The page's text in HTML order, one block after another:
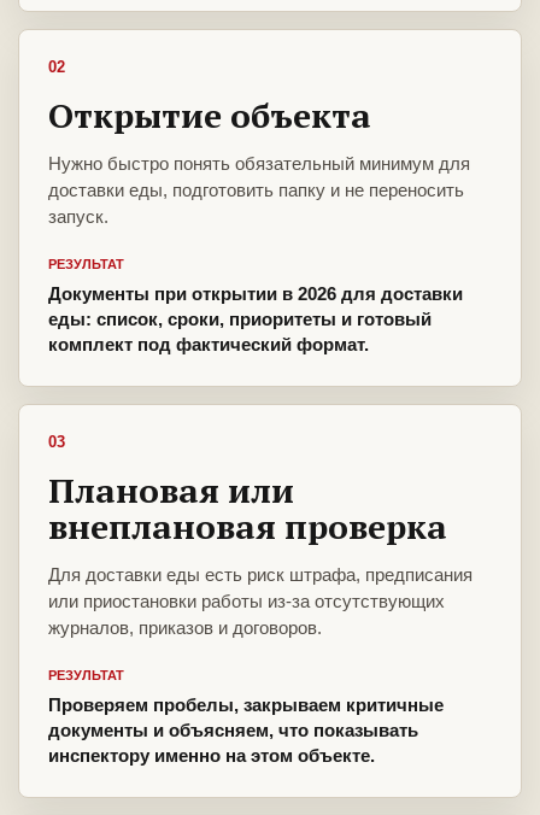
02
Открытие объекта
Нужно быстро понять обязательный минимум для
доставки еды, подготовить папку и не переносить
запуск.
РЕЗУЛЬТАТ
Документы при открытии в 2026 для доставки
еды: список, сроки, приоритеты и готовый
комплект под фактический формат.
03
Плановая или
внеплановая проверка
Для доставки еды есть риск штрафа, предписания
или приостановки работы из-за отсутствующих
журналов, приказов и договоров.
РЕЗУЛЬТАТ
Проверяем пробелы, закрываем критичные
документы и объясняем, что показывать
инспектору именно на этом объекте.